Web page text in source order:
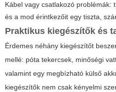
Kábel vagy csatlakozó problémák:
és a mod érintkezőit egy tiszta,
Praktikus kiegészítők és
Érdemes néhány kiegészítőt
mellé: póta tekercsek, minőségi
valamint egy megbízható külső
kiegészítők nem csak kényelmi